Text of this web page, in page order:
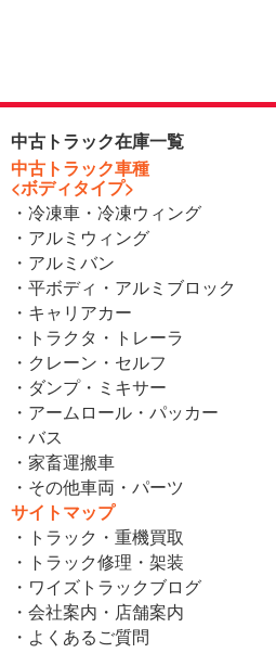
中古トラック在庫一覧
中古トラック車種
<ボディタイプ>
・冷凍車・冷凍ウィング
・アルミウィング
・アルミバン
・平ボディ・アルミブロック
・キャリアカー
・トラクタ・トレーラ
・クレーン・セルフ
・ダンプ・ミキサー
・アームロール・パッカー
・バス
・家畜運搬車
・その他車両・パーツ
サイトマップ
・トラック・重機買取
・トラック修理・架装
・ワイズトラックブログ
・会社案内・店舗案内
・よくあるご質問